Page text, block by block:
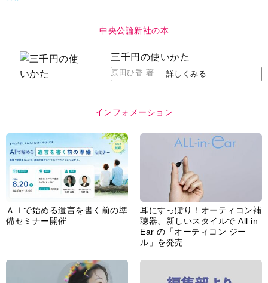
中央公論新社の本
三千円の使いかた
原田ひ香 著 詳しくみる
インフォメーション
ＡＩで始める遺言を書く前の準
備セミナー開催
耳にすっぽり！オーティコン補
聴器、新しいスタイルで All in
Ear の「オーティコン ジー
ル」を発売